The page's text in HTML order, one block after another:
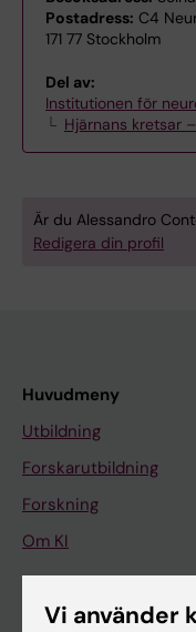
Postadress: C4
171 77 Stockholm
Del av:
Institutionen för
Hjärnans kretsar
Är du Alessandro
Redigera din profil
Huvudmeny
Utbildning
Forskarutbildning
Forskning
Om KI
På gång
Vi använder